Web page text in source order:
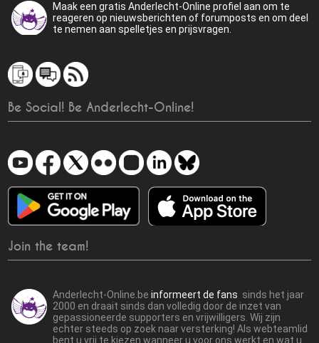
Maak een gratis Anderlecht-Online profiel aan om te
reageren op nieuwsberichten of forumposts en om deel
te nemen aan spelletjes en prijsvragen.
Be Social! Be Anderlecht-Online!
Join the team!
Anderlecht-Online.beinformeert de fans sinds het jaar
2000 en draait sinds dan volledig door de inzet van
gepassioneerde supporters en vrijwilligers. Wij zijn
echter steeds op zoek naar versterking! Als webteamlid
bent u vrij te kiezen wanneer u voor ons werkt en wat u